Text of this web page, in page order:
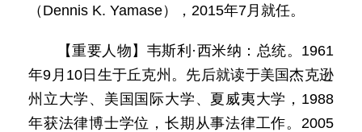
（Dennis K. Yamase），2015年7月就任。
【重要人物】韦斯利·西米纳：总统。1961
年9月10日生于丘克州。先后就读于美国杰克逊
州立大学、美国国际大学、夏威夷大学，1988
年获法律博士学位，长期从事法律工作。2005